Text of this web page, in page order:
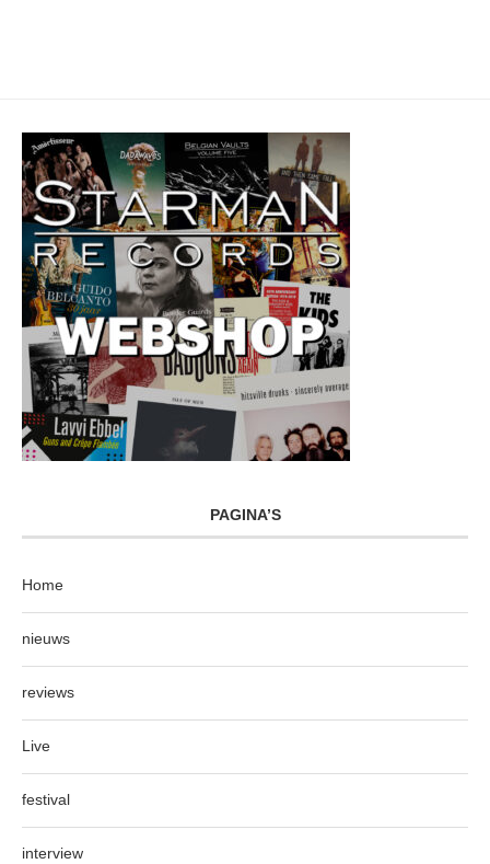
PAGINA’S
Home
nieuws
reviews
Live
festival
interview